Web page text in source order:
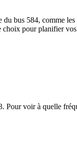
bus 584, comme
pour planifier
voir à quelle